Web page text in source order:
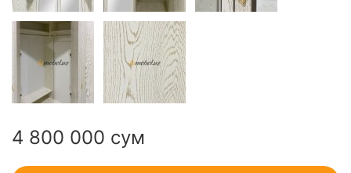
4 800 000 сум